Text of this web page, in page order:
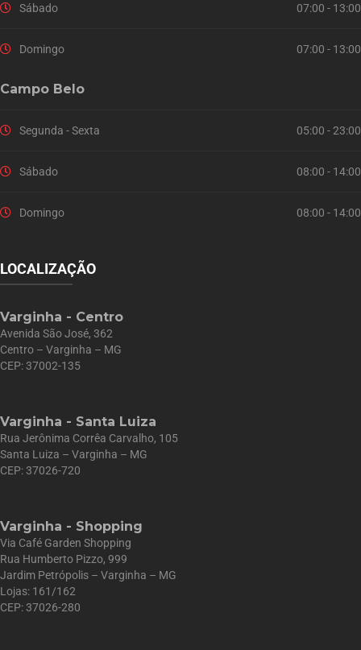
Sábado 07:00 - 13:00
Domingo 07:00 - 13:00
Campo Belo
Segunda - Sexta 05:00 - 23:00
Sábado 08:00 - 14:00
Domingo 08:00 - 14:00
LOCALIZAÇÃO
Varginha - Centro
Avenida São José, 362
Centro – Varginha – MG
CEP: 37002-135
Varginha - Santa Luiza
Rua Jerônima Corrêa Carvalho, 105
Santa Luiza – Varginha – MG
CEP: 37026-720
Varginha - Shopping
Via Café Garden Shopping
Rua Humberto Pizzo, 999
Jardim Petrópolis – Varginha – MG
Lojas: 161/162
CEP: 37026-280